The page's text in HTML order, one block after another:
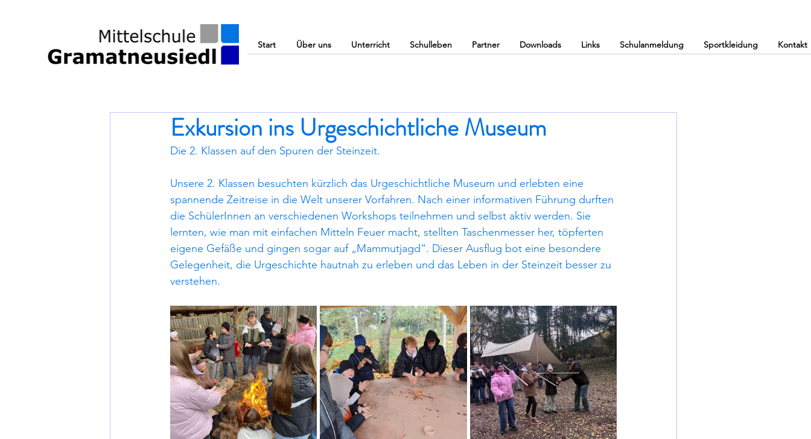
Start Über uns Unterricht Schulleben Partner Downloads Links Schulanmeldung Sportkleidung Kontakt
Exkursion ins Urgeschichtliche Museum
Die 2. Klassen auf den Spuren der Steinzeit.
Unsere 2. Klassen besuchten kürzlich das Urgeschichtliche Museum und erlebten eine
spannende Zeitreise in die Welt unserer Vorfahren. Nach einer informativen Führung durften
die SchülerInnen an verschiedenen Workshops teilnehmen und selbst aktiv werden. Sie
lernten, wie man mit einfachen Mitteln Feuer macht, stellten Taschenmesser her, töpferten
eigene Gefäße und gingen sogar auf „Mammutjagd“. Dieser Ausflug bot eine besondere
Gelegenheit, die Urgeschichte hautnah zu erleben und das Leben in der Steinzeit besser zu
verstehen.